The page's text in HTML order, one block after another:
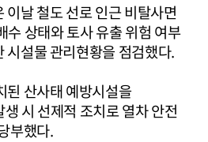
이날 철도 선로 인근 비탈사면
수 상태와 토사 유출 위험 여부
시설물 관리현황을 점검했다.
된 산사태 예방시설을
시 선제적 조치로 열차 안전
부했다.